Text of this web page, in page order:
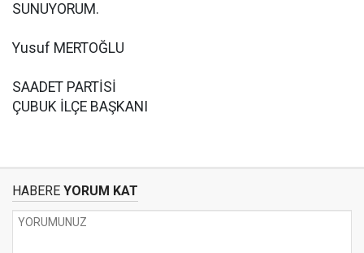
SUNUYORUM.
Yusuf MERTOĞLU
SAADET PARTİSİ
ÇUBUK İLÇE BAŞKANI
HABERE YORUM KAT